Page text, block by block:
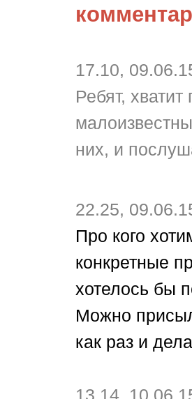
17.10,
Ребят,
них, и
22.25,
Про кого
конкретные
хотелось бы
Можно
как раз и
13.14,